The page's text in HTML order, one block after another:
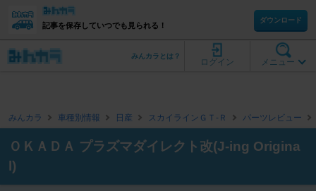
記事を保存していつでも見られる！
ダウンロード
メニュー
ログイン
みんカラとは？
みんカラ 車種別情報 日産 スカイラインＧＴ‐Ｒ パーツレビュー
ＯＫＡＤＡ プラズマダイレクト改(J-ing Origina
l)